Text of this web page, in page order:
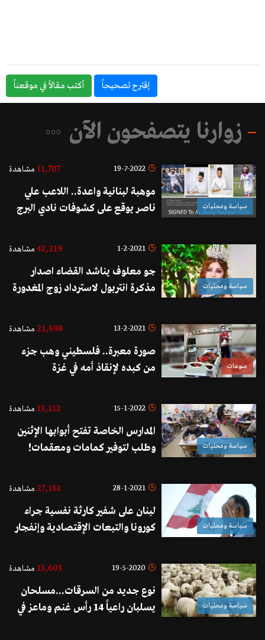
إقترح تصحيحاً أكتب مقالاً في موقعناً
زوارنا يتصفحون الآن
سياسة ومحليات
19-7-2022
11,707 مشاهدة
موهبة لبنانية واعدة.. اللاعب علي
ناصر يوقع على كشوفات نادي البرج
سياسة ومحليات
1-2-2021
42,219 مشاهدة
جو معلوف يناشد القضاء اصدار
مذكرة انتربول لاسترداد زوج المغدورة
ارتكاب جريمته البشعة"
منوعات
13-2-2021
21,698 مشاهدة
صورة معبرة.. فلسطيني وهب جزء
من كبده لإنقاذ أمه في غزة
سياسة ومحليات
15-1-2022
13,112 مشاهدة
المدارس الخاصة تفتح أبوابها الإثنين
وطلب لتوفير كمامات ومعقمات!
سياسة ومحليات
28-1-2021
27,161 مشاهدة
لبنان على شفير كارثة نفسية جراء
كورونا والتبعات الإقتصادية وإنفجار
اللبناني خطير جداً!
سياسة ومحليات
19-5-2020
13,603 مشاهدة
نوع جديد من السرقات...مسلحان
يسلبان راعياً 14 رأس غنم وماعز في